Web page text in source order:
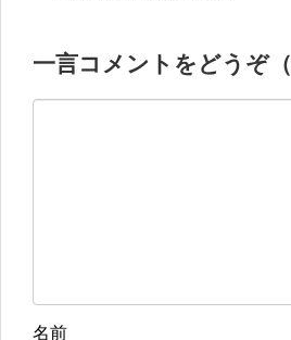
一言コメントをどうぞ
名前